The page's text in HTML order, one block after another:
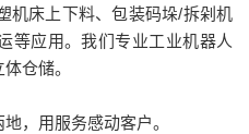
机床上下料、包装码垛/拆剁机
等应用。我们专业工业机器人
仓储。
，用服务感动客户。